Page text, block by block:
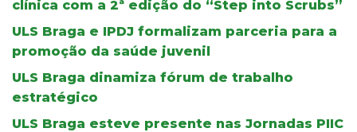
clínica com a 2ª edição do “Step into Scrubs”
ULS Braga e IPDJ formalizam parceria para a
promoção da saúde juvenil
ULS Braga dinamiza fórum de trabalho
estratégico
ULS Braga esteve presente nas Jornadas PIIC